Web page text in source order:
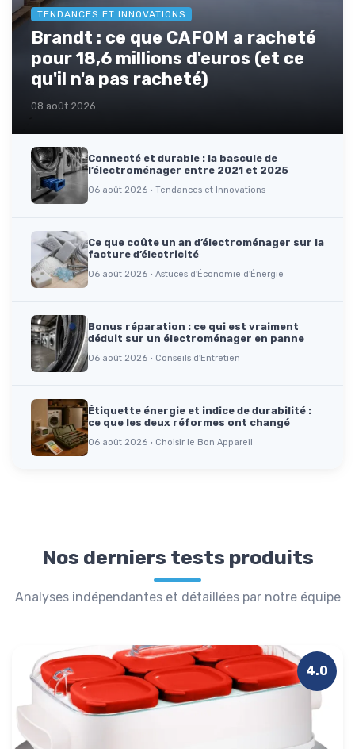
TENDANCES ET INNOVATIONS
Brandt : ce que CAFOM a racheté
pour 18,6 millions d'euros (et ce
qu'il n'a pas racheté)
08 août 2026
Connecté et durable : la bascule de
l’électroménager entre 2021 et 2025
06 août 2026 · Tendances et Innovations
Ce que coûte un an d’électroménager sur la
facture d’électricité
06 août 2026 · Astuces d'Économie d'Énergie
Bonus réparation : ce qui est vraiment
déduit sur un électroménager en panne
06 août 2026 · Conseils d'Entretien
Étiquette énergie et indice de durabilité :
ce que les deux réformes ont changé
06 août 2026 · Choisir le Bon Appareil
Nos derniers tests produits
Analyses indépendantes et détaillées par notre équipe
4.0